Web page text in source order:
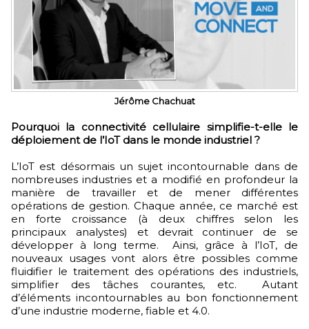
Jérôme Chachuat
Pourquoi la connectivité cellulaire simplifie-t-elle le
déploiement de l’IoT dans le monde industriel ?
L’IoT est désormais un sujet incontournable dans de
nombreuses industries et a modifié en profondeur la
manière de travailler et de mener différentes
opérations de gestion. Chaque année, ce marché est
en forte croissance (à deux chiffres selon les
principaux analystes) et devrait continuer de se
développer à long terme. Ainsi, grâce à l’IoT, de
nouveaux usages vont alors être possibles comme
fluidifier le traitement des opérations des industriels,
simplifier des tâches courantes, etc. Autant
d’éléments incontournables au bon fonctionnement
d’une industrie moderne, fiable et 4.0.